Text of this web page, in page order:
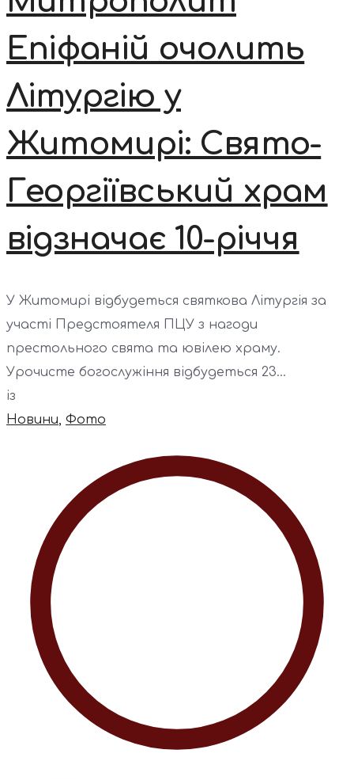
Епіфаній очолить
Літургію у
Житомирі: Свято-
Георгіївський храм
відзначає 10-річчя
У Житомирі відбудеться святкова Літургія за
участі Предстоятеля ПЦУ з нагоди
престольного свята та ювілею храму.
Урочисте богослужіння відбудеться 23...
із
Новини, Фото